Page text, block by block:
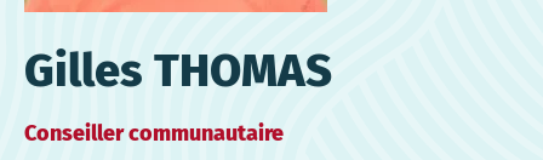
Gilles THOMAS
Conseiller communautaire